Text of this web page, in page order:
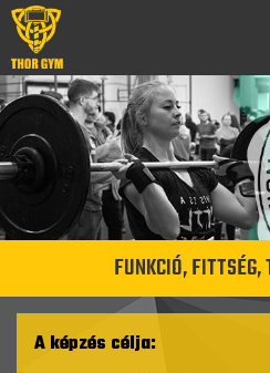
FUNKCIÓ,
A képzés célja: